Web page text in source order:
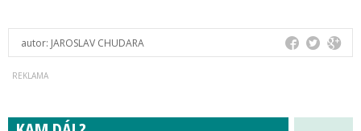
autor: JAROSLAV CHUDARA